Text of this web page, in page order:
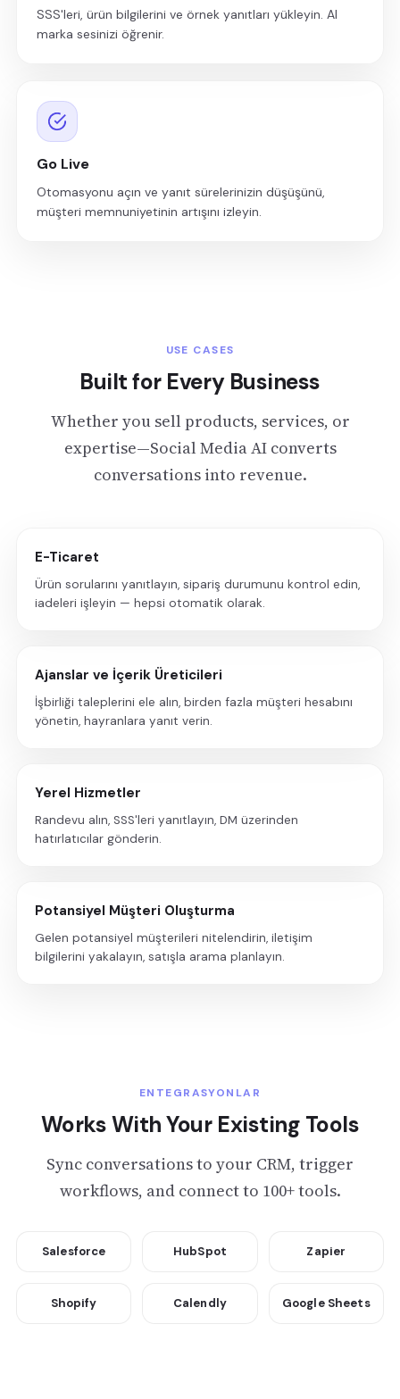
SSS'leri, ürün bilgilerini ve örnek yanıtları yükleyin. AI
marka sesinizi öğrenir.
Go Live
Otomasyonu açın ve yanıt sürelerinizin düşüşünü,
müşteri memnuniyetinin artışını izleyin.
USE CASES
Built for Every Business
Whether you sell products, services, or
expertise—Social Media AI converts
conversations into revenue.
E-Ticaret
Ürün sorularını yanıtlayın, sipariş durumunu kontrol edin,
iadeleri işleyin — hepsi otomatik olarak.
Ajanslar ve İçerik Üreticileri
İşbirliği taleplerini ele alın, birden fazla müşteri hesabını
yönetin, hayranlara yanıt verin.
Yerel Hizmetler
Randevu alın, SSS'leri yanıtlayın, DM üzerinden
hatırlatıcılar gönderin.
Potansiyel Müşteri Oluşturma
Gelen potansiyel müşterileri nitelendirin, iletişim
bilgilerini yakalayın, satışla arama planlayın.
ENTEGRASYONLAR
Works With Your Existing Tools
Sync conversations to your CRM, trigger
workflows, and connect to 100+ tools.
Salesforce HubSpot Zapier
Shopify Calendly Google Sheets